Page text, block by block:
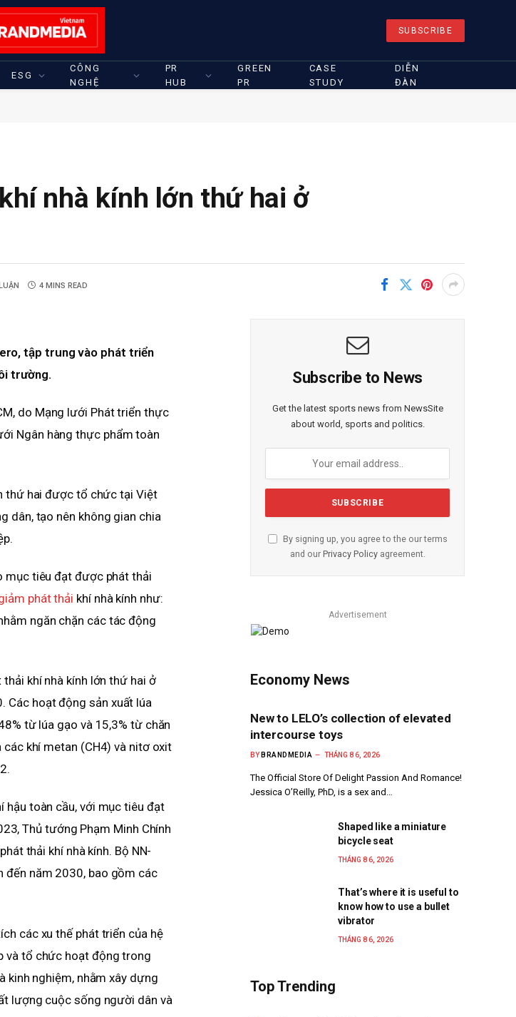
SUBSCRIBE
ESG
CÔNG
NGHỆ
PR
HUB
GREEN
PR
CASE
STUDY
DIỄN
ĐÀN
nhà kính lớn thứ hai ở
4 MINS READ
tập trung vào phát triển
trường.
do Mạng lưới Phát triển thực
Ngân hàng thực phẩm toàn
thứ hai được tổ chức tại Việt
dân, tạo nên không gian chia
mục tiêu đạt được phát thải
phát thải khí nhà kính như:
ngăn chặn các tác động
khí nhà kính lớn thứ hai ở
Các hoạt động sản xuất lúa
từ lúa gạo và 15,3% từ chăn
khí metan (CH4) và nitơ oxit
hậu toàn cầu, với mục tiêu đạt
Thủ tướng Phạm Minh Chính
thải khí nhà kính. Bộ NN-
đến năm 2030, bao gồm các
các xu thế phát triển của hệ
và tổ chức hoạt động trong
kinh nghiệm, nhằm xây dựng
lượng cuộc sống người dân và
Subscribe to News
Get the latest sports news from NewsSite
about world, sports and politics.
By signing up, you agree to the our terms
and our Privacy Policyagreement.
Advertisement
Economy News
New to LELO’s collection of elevated
intercourse toys
BY BRANDMEDIA THÁNG 8 6, 2026
The Official Store Of Delight Passion And Romance!
Jessica O’Reilly, PhD, is a sex and…
Shaped like a miniature
bicycle seat
THÁNG 8 6, 2026
That’s where it is useful to
know how to use a bullet
vibrator
THÁNG 8 6, 2026
Top Trending